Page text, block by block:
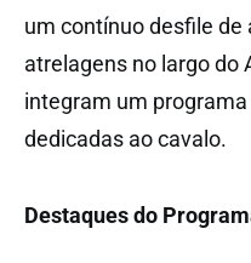
um contínuo desfile de
atrelagens no largo do
integram um
dedicadas ao cavalo.
Destaques do